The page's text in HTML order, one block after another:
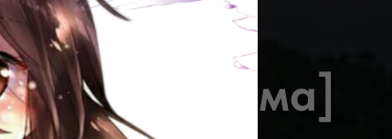
鰯の頭
но атама]